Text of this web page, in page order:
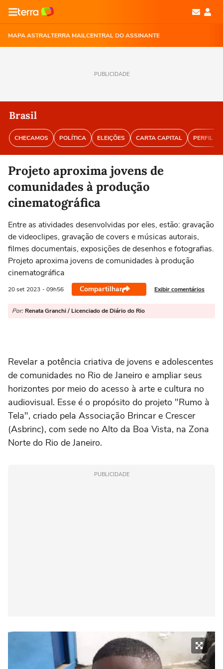
MAPA ASTRALTERRA MAILCENTRAL DO ASSINANTE
PUBLICIDADE
Brasil
CHECAMOS POLÍTICA ELEIÇÕES CARTA CAPITAL PERFIL
Projeto aproxima jovens de
comunidades à produção
cinematográfica
Entre as atividades desenvolvidas por eles, estão: gravação
de videoclipes, gravação de covers e músicas autorais,
filmes documentais, exposições de desenhos e fotografias.
Projeto aproxima jovens de comunidades à produção
cinematográfica
20 set 2023 - 09h56 Compartilhar Exibir comentários
Por: Renata Granchi / Licenciado de Diário do Rio
Revelar a potência criativa de jovens e adolescentes
de comunidades no Rio de Janeiro e ampliar seus
horizontes por meio do acesso à arte e cultura no
audiovisual. Esse é o propósito do projeto "Rumo à
Tela", criado pela Associação Brincar e Crescer
(Asbrinc), com sede no Alto da Boa Vista, na Zona
Norte do Rio de Janeiro.
PUBLICIDADE